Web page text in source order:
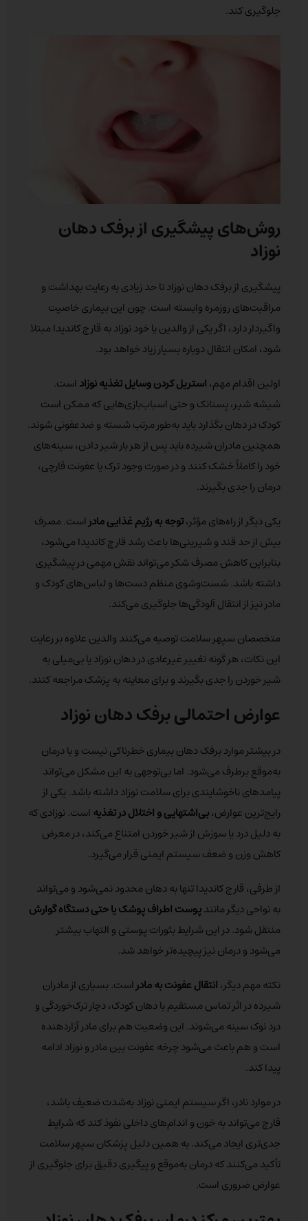
جلوگیری کند.
روش‌های پیشگیری از برفک دهان
نوزاد
پیشگیری از برفک دهان نوزاد تا حد زیادی به رعایت بهداشت و
مراقبت‌های روزمره وابسته است. چون این بیماری خاصیت
واگیردار دارد، اگر یکی از والدین یا خود نوزاد به قارچ کاندیدا مبتلا
شود، امکان انتقال دوباره بسیار زیاد خواهد بود.
اولین اقدام مهم،استریل کردن وسایل تغذیه نوزاد است.
شیشه شیر، پستانک و حتی اسباب‌بازی‌هایی که ممکن است
کودک در دهان بگذارد باید به‌طور مرتب شسته و ضدعفونی شوند.
همچنین مادران شیرده باید پس از هر بار شیر دادن، سینه‌های
خود را کاملاً خشک کنند و در صورت وجود ترک یا عفونت قارچی،
درمان را جدی بگیرند.
یکی دیگر از راه‌های مؤثر،توجه به رژیم غذایی مادراست. مصرف
بیش از حد قند و شیرینی‌ها باعث رشد قارچ کاندیدا می‌شود،
بنابراین کاهش مصرف شکر می‌تواند نقش مهمی در پیشگیری
داشته باشد. شست‌وشوی منظم دست‌ها و لباس‌های کودک و
مادر نیز از انتقال آلودگی‌ها جلوگیری می‌کند.
متخصصان سپهر سلامت توصیه می‌کنند والدین علاوه بر رعایت
این نکات، هر گونه تغییر غیرعادی در دهان نوزاد یا بی‌میلی به
شیر خوردن را جدی بگیرند و برای معاینه به پزشک مراجعه کنند.
عوارض احتمالی برفک دهان نوزاد
در بیشتر موارد برفک دهان بیماری خطرناکی نیست و با درمان
به‌موقع برطرف می‌شود. اما بی‌توجهی به این مشکل می‌تواند
پیامدهای ناخوشایندی برای سلامت نوزاد داشته باشد. یکی از
رایج‌ترین عوارض،بی‌اشتهایی و اختلال در تغذیه است. نوزادی که
به دلیل درد یا سوزش از شیر خوردن امتناع می‌کند، در معرض
کاهش وزن و ضعف سیستم ایمنی قرار می‌گیرد.
از طرفی، قارچ کاندیدا تنها به دهان محدود نمی‌شود و می‌تواند
به نواحی دیگر مانندپوست اطراف پوشک یا حتی دستگاه گوارش
منتقل شود. در این شرایط بثورات پوستی و التهاب بیشتر
می‌شود و درمان نیز پیچیده‌تر خواهد شد.
نکته مهم دیگر،انتقال عفونت به مادراست. بسیاری از مادران
شیرده در اثر تماس مستقیم با دهان کودک، دچار ترک‌خوردگی و
درد نوک سینه می‌شوند. این وضعیت هم برای مادر آزاردهنده
است و هم باعث می‌شود چرخه عفونت بین مادر و نوزاد ادامه
پیدا کند.
در موارد نادر، اگر سیستم ایمنی نوزاد به‌شدت ضعیف باشد،
قارچ می‌تواند به خون و اندام‌های داخلی نفوذ کند که شرایط
جدی‌تری ایجاد می‌کند. به همین دلیل پزشکان سپهر سلامت
تأکید می‌کنند که درمان به‌موقع و پیگیری دقیق برای جلوگیری از
عوارض ضروری است.